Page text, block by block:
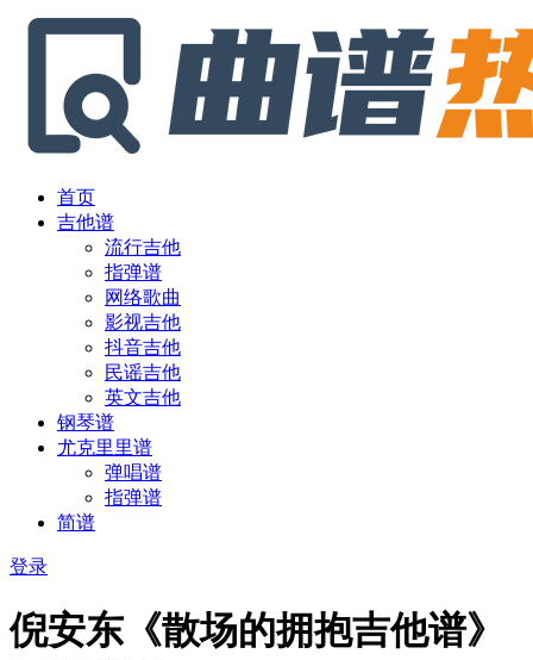
首页
吉他谱
流行吉他
指弹谱
网络歌曲
影视吉他
抖音吉他
民谣吉他
英文吉他
钢琴谱
尤克里里谱
弹唱谱
指弹谱
简谱
登录
倪安东《散场的拥抱吉他谱》